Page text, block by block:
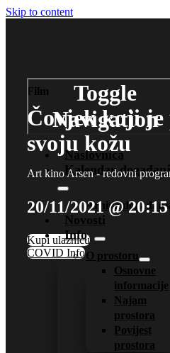
Skip to content
Toggle
Navigation
Naslovnica
Kalendar
Arhiva
Novosti
Info
O prostoru
Osnovne
informacije
Najam
prostora
Povijest
prostora
Film
Čovjek koji je
svoju kožu
Art kino Arsen - redovni
20/11/2021 @ 20:15
Kupi ulaznicu
COVID Info